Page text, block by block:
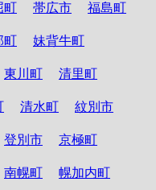
町 帯広市 福島町
町 妹背牛町
東川町 清里町
清水町 紋別市
登別市 京極町
南幌町 幌加内町